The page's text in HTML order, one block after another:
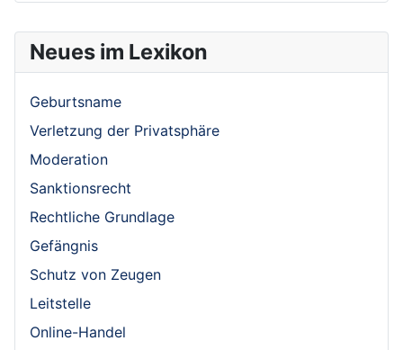
Neues im Lexikon
Geburtsname
Verletzung der Privatsphäre
Moderation
Sanktionsrecht
Rechtliche Grundlage
Gefängnis
Schutz von Zeugen
Leitstelle
Online-Handel